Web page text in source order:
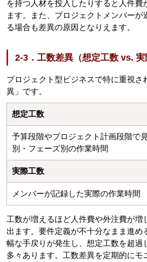
を持つ人材を投入したりすると人件費
ます。また、プロジェクトメンバーが
る場合も差異の原因となりえます。
2-3．工数差異（想定工数 vs. 実
プロジェクト型ビジネスで特に重視さ
異」です。
想定工数
予算段階やプロジェクト計画段階で
別・フェーズ別の作業時間
実際工数
メンバーが記録した実際の作業時間
工数が増えるほど人件費や外注費が増
出ます。要件定義が不十分なまま進め
幅な手戻りが発生し、想定工数を超過
多々あります。工数差異を定期的にモ